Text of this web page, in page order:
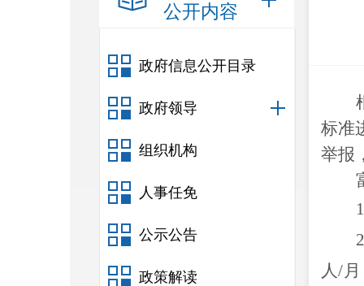
公开内容
政府信息公开目录
政府领导
组织机构
人事任免
公示公告
政策解读
标准
举报
人/月